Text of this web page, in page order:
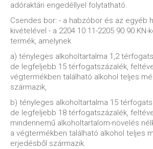
adóraktári engedéllyel folytatható.
Csendes bor: - a habzóbor és az egyéb
kivételével - a 2204 10 11-2205 90 90 KN-
termék, amelynek
a) tényleges alkoholtartalma 1,2
de legfeljebb 15 térfogatszázalék,
végtermékben található alkohol teljes
származik,
b) tényleges alkoholtartalma 15
de legfeljebb 18 térfogatszázalék,
mindennemű alkoholtartalom-növelés
a végtermékben található alkohol teljes
erjedésből származik.